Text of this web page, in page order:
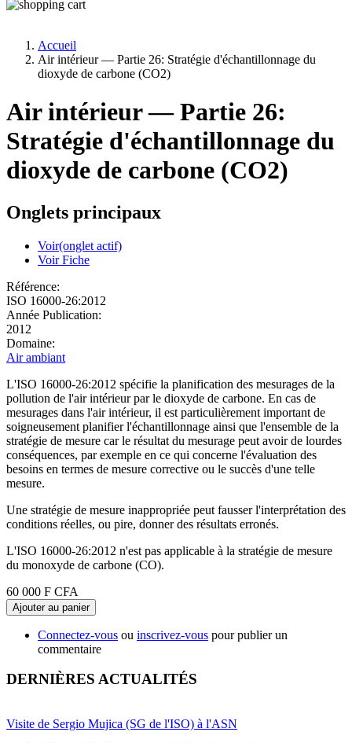
Accueil
Air intérieur — Partie 26: Stratégie d'échantillonnage du
dioxyde de carbone (CO2)
Air intérieur — Partie 26:
Stratégie d'échantillonnage du
dioxyde de carbone (CO2)
Onglets principaux
Voir(onglet actif)
Voir Fiche
Référence:
ISO 16000-26:2012
Année Publication:
2012
Domaine:
Air ambiant
L'ISO 16000-26:2012 spécifie la planification des mesurages de la
pollution de l'air intérieur par le dioxyde de carbone. En cas de
mesurages dans l'air intérieur, il est particulièrement important de
soigneusement planifier l'échantillonnage ainsi que l'ensemble de la
stratégie de mesure car le résultat du mesurage peut avoir de lourdes
conséquences, par exemple en ce qui concerne l'évaluation des
besoins en termes de mesure corrective ou le succès d'une telle
mesure.
Une stratégie de mesure inappropriée peut fausser l'interprétation des
conditions réelles, ou pire, donner des résultats erronés.
L'ISO 16000-26:2012 n'est pas applicable à la stratégie de mesure
du monoxyde de carbone (CO).
60 000 F CFA
Ajouter au panier
Connectez-vous ou inscrivez-vous pour publier un
commentaire
DERNIÈRES ACTUALITÉS
Visite de Sergio Mujica (SG de l'ISO) à l'ASN